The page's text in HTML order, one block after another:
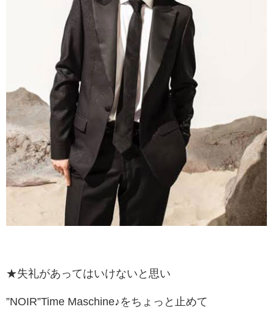
★失礼があってはいけないと思い
”NOIR”Time Maschine♪をちょっと止めて